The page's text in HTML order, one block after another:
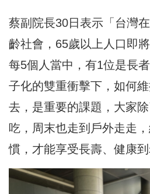
蔡副院長30日表示「台灣
齡社會，65歲以上人口即
每5個人當中，有1位是長
子化的雙重衝擊下，如何
去，是重要的課題，大家
吃，周末也走到戶外走走
慣，才能享受長壽、健康到